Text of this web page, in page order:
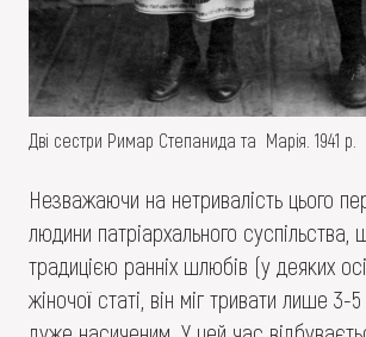
Дві сестри Римар Степанида та Марія. 1941 р.
Незважаючи на нетривалість цього
людини патріархального суспільства,
традицією ранніх шлюбів (у деяких
жіночої статі, він міг тривати лише 3-